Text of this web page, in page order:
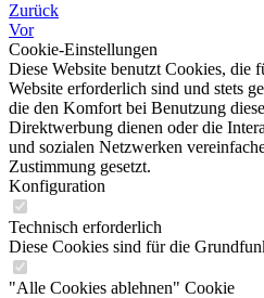
Zurück
Vor
Cookie-Einstellungen
Diese Website benutzt Cookies, die
Website erforderlich sind und stets
die den Komfort bei Benutzung
Direktwerbung dienen oder die
und sozialen Netzwerken
Zustimmung gesetzt.
Konfiguration
Technisch erforderlich
Diese Cookies sind für die
"Alle Cookies ablehnen" Cookie